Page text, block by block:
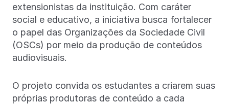
extensionistas da instituição. Com caráter
social e educativo, a iniciativa busca fortalecer
o papel das Organizações da Sociedade Civil
(OSCs) por meio da produção de conteúdos
audiovisuais.
O projeto convida os estudantes a criarem suas
próprias produtoras de conteúdo a cada